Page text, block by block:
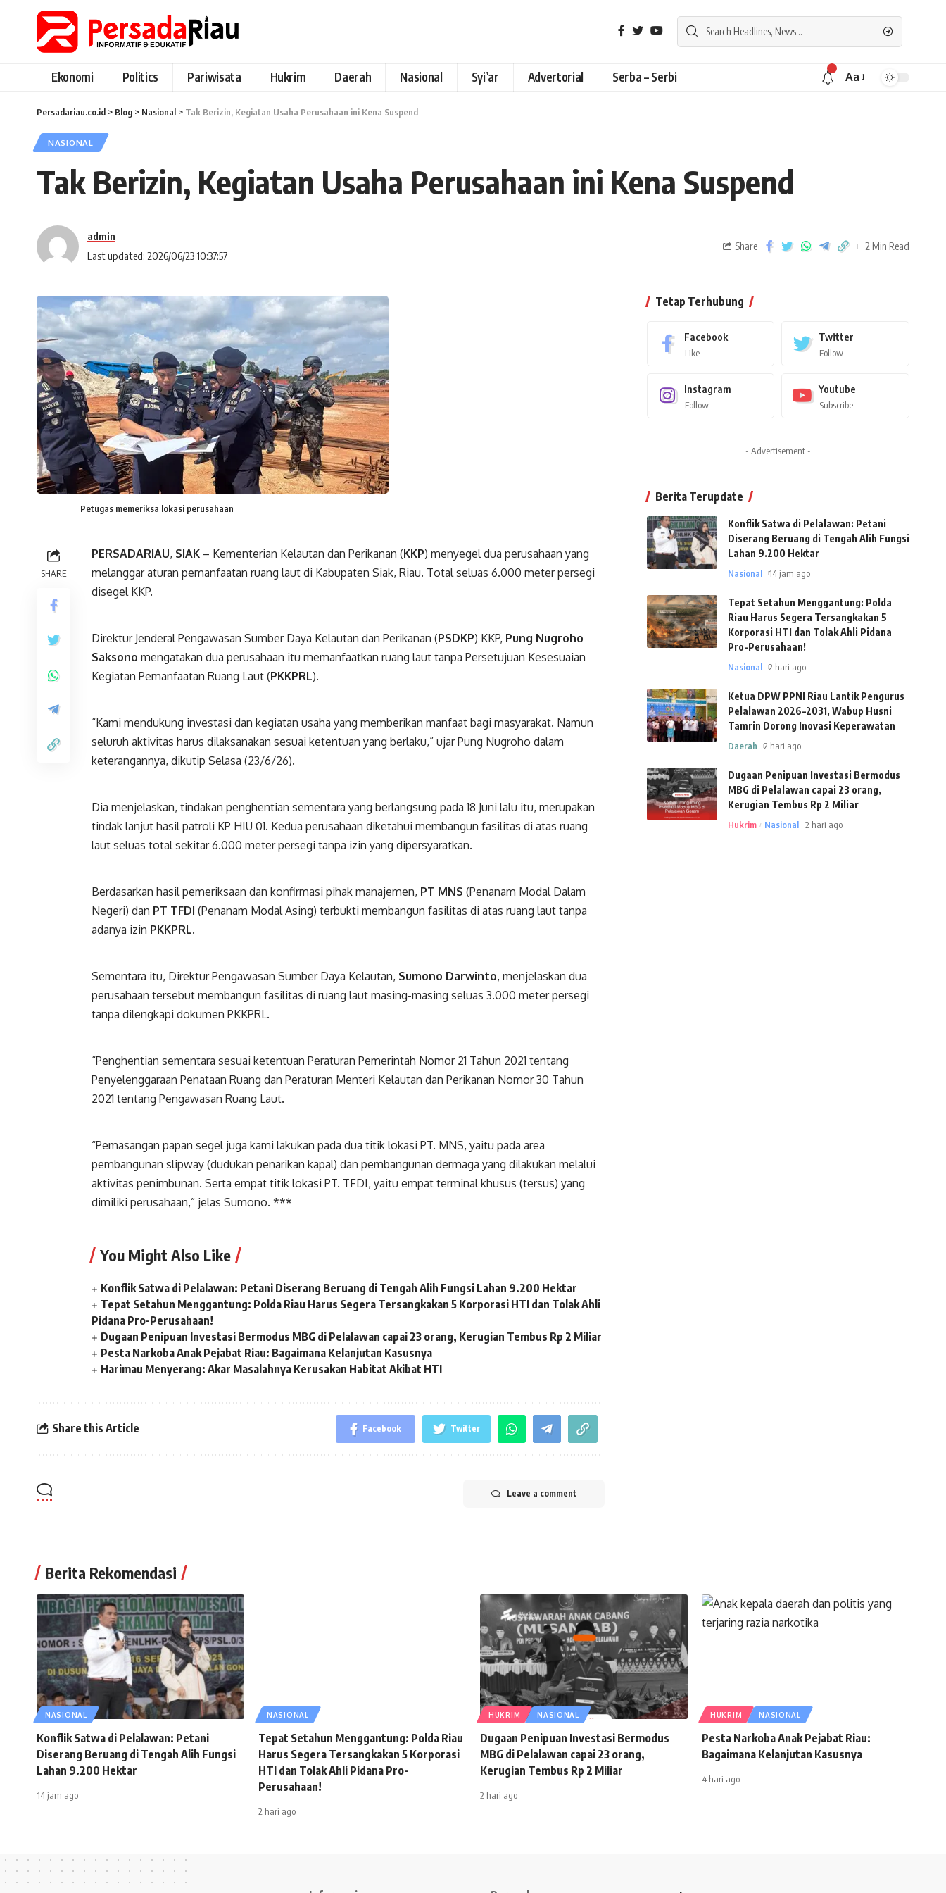
Ekonomi Politics Pariwisata Hukrim Daerah Nasional Syi’ar Advertorial Serba – Serbi Aa
Persadariau.co.id > Blog > Nasional > Tak Berizin, Kegiatan Usaha Perusahaan ini Kena Suspend
NASIONAL
Tak Berizin, Kegiatan Usaha Perusahaan ini Kena Suspend
Last updated: 2026/06/23 10:37:57
admin
Share 2 Min Read
Petugas memeriksa lokasi perusahaan
SHARE
PERSADARIAU, SIAK – Kementerian Kelautan dan Perikanan (KKP) menyegel dua perusahaan yang
melanggar aturan pemanfaatan ruang laut di Kabupaten Siak, Riau. Total seluas 6.000 meter persegi
disegel KKP.
Direktur Jenderal Pengawasan Sumber Daya Kelautan dan Perikanan (PSDKP) KKP, Pung Nugroho
Saksono mengatakan dua perusahaan itu memanfaatkan ruang laut tanpa Persetujuan Kesesuaian
Kegiatan Pemanfaatan Ruang Laut (PKKPRL).
“Kami mendukung investasi dan kegiatan usaha yang memberikan manfaat bagi masyarakat. Namun
seluruh aktivitas harus dilaksanakan sesuai ketentuan yang berlaku,” ujar Pung Nugroho dalam
keterangannya, dikutip Selasa (23/6/26).
Dia menjelaskan, tindakan penghentian sementara yang berlangsung pada 18 Juni lalu itu, merupakan
tindak lanjut hasil patroli KP HIU 01. Kedua perusahaan diketahui membangun fasilitas di atas ruang
laut seluas total sekitar 6.000 meter persegi tanpa izin yang dipersyaratkan.
Berdasarkan hasil pemeriksaan dan konfirmasi pihak manajemen, PT MNS (Penanam Modal Dalam
Negeri) dan PT TFDI (Penanam Modal Asing) terbukti membangun fasilitas di atas ruang laut tanpa
adanya izin PKKPRL.
Sementara itu, Direktur Pengawasan Sumber Daya Kelautan, Sumono Darwinto, menjelaskan dua
perusahaan tersebut membangun fasilitas di ruang laut masing-masing seluas 3.000 meter persegi
tanpa dilengkapi dokumen PKKPRL.
“Penghentian sementara sesuai ketentuan Peraturan Pemerintah Nomor 21 Tahun 2021 tentang
Penyelenggaraan Penataan Ruang dan Peraturan Menteri Kelautan dan Perikanan Nomor 30 Tahun
2021 tentang Pengawasan Ruang Laut.
“Pemasangan papan segel juga kami lakukan pada dua titik lokasi PT. MNS, yaitu pada area
pembangunan slipway (dudukan penarikan kapal) dan pembangunan dermaga yang dilakukan melalui
aktivitas penimbunan. Serta empat titik lokasi PT. TFDI, yaitu empat terminal khusus (tersus) yang
dimiliki perusahaan,” jelas Sumono. ***
You Might Also Like
Konflik Satwa di Pelalawan: Petani Diserang Beruang di Tengah Alih Fungsi Lahan 9.200 Hektar
Tepat Setahun Menggantung: Polda Riau Harus Segera Tersangkakan 5 Korporasi HTI dan Tolak Ahli
Pidana Pro-Perusahaan!
Dugaan Penipuan Investasi Bermodus MBG di Pelalawan capai 23 orang, Kerugian Tembus Rp 2 Miliar
Pesta Narkoba Anak Pejabat Riau: Bagaimana Kelanjutan Kasusnya
Harimau Menyerang: Akar Masalahnya Kerusakan Habitat Akibat HTI
Share this Article Facebook Twitter
Leave a comment
Tetap Terhubung
Facebook
Like
Twitter
Follow
Instagram
Follow
Youtube
Subscribe
- Advertisement -
Berita Terupdate
Konflik Satwa di Pelalawan: Petani
Diserang Beruang di Tengah Alih Fungsi
Lahan 9.200 Hektar
Nasional 14 jam ago
Tepat Setahun Menggantung: Polda
Riau Harus Segera Tersangkakan 5
Korporasi HTI dan Tolak Ahli Pidana
Pro-Perusahaan!
Nasional 2 hari ago
Ketua DPW PPNI Riau Lantik Pengurus
Pelalawan 2026–2031, Wabup Husni
Tamrin Dorong Inovasi Keperawatan
Daerah 2 hari ago
Dugaan Penipuan Investasi Bermodus
MBG di Pelalawan capai 23 orang,
Kerugian Tembus Rp 2 Miliar
Hukrim Nasional 2 hari ago
Berita Rekomendasi
NASIONAL
Konflik Satwa di Pelalawan: Petani
Diserang Beruang di Tengah Alih Fungsi
Lahan 9.200 Hektar
14 jam ago
NASIONAL
Tepat Setahun Menggantung: Polda Riau
Harus Segera Tersangkakan 5 Korporasi
HTI dan Tolak Ahli Pidana Pro-
Perusahaan!
2 hari ago
HUKRIM NASIONAL
Dugaan Penipuan Investasi Bermodus
MBG di Pelalawan capai 23 orang,
Kerugian Tembus Rp 2 Miliar
2 hari ago
HUKRIM NASIONAL
Pesta Narkoba Anak Pejabat Riau:
Bagaimana Kelanjutan Kasusnya
4 hari ago